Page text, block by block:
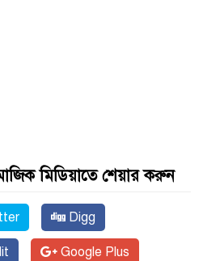
মিডিয়াতে শেয়ার করুন
Digg
Google Plus